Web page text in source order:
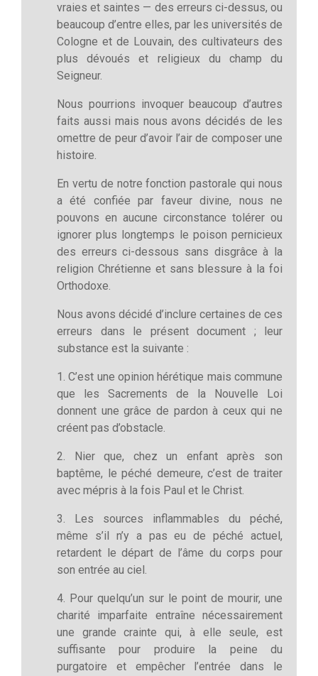
vraies et saintes — des erreurs ci-dessus, ou
beaucoup d’entre elles, par les universités de
Cologne et de Louvain, des cultivateurs des
plus dévoués et religieux du champ du
Seigneur.
Nous pourrions invoquer beaucoup d’autres
faits aussi mais nous avons décidés de les
omettre de peur d’avoir l’air de composer une
histoire.
En vertu de notre fonction pastorale qui nous
a été confiée par faveur divine, nous ne
pouvons en aucune circonstance tolérer ou
ignorer plus longtemps le poison pernicieux
des erreurs ci-dessous sans disgrâce à la
religion Chrétienne et sans blessure à la foi
Orthodoxe.
Nous avons décidé d’inclure certaines de ces
erreurs dans le présent document ; leur
substance est la suivante :
1. C’est une opinion hérétique mais commune
que les Sacrements de la Nouvelle Loi
donnent une grâce de pardon à ceux qui ne
créent pas d’obstacle.
2. Nier que, chez un enfant après son
baptême, le péché demeure, c’est de traiter
avec mépris à la fois Paul et le Christ.
3. Les sources inflammables du péché,
même s’il n’y a pas eu de péché actuel,
retardent le départ de l’âme du corps pour
son entrée au ciel.
4. Pour quelqu’un sur le point de mourir, une
charité imparfaite entraîne nécessairement
une grande crainte qui, à elle seule, est
suffisante pour produire la peine du
purgatoire et empêcher l’entrée dans le